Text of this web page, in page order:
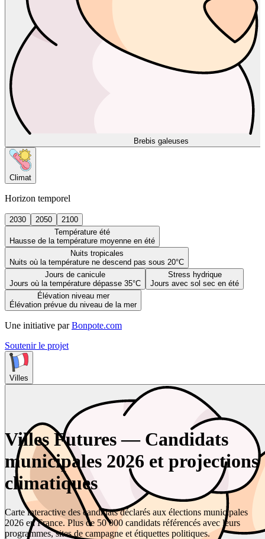
Brebis galeuses
Climat
Horizon temporel
2030 2050
2100
Température été
Hausse de la température moyenne en été
Nuits tropicales
Nuits où la température ne descend pas sous 20°C
Jours de canicule
Jours où la température dépasse 35°C
Stress hydrique
Jours avec sol sec en été
Élévation niveau mer
Élévation prévue du niveau de la mer
Une initiative par Bonpote.com
Soutenir le projet
Villes
Villes Futures — Candidats
municipales 2026 et projections
climatiques
Carte interactive des candidats déclarés aux élections municipales
2026 en France. Plus de 50 000 candidats référencés avec leurs
programmes, sites de campagne et étiquettes politiques.